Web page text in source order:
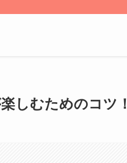
しむためのコツ！